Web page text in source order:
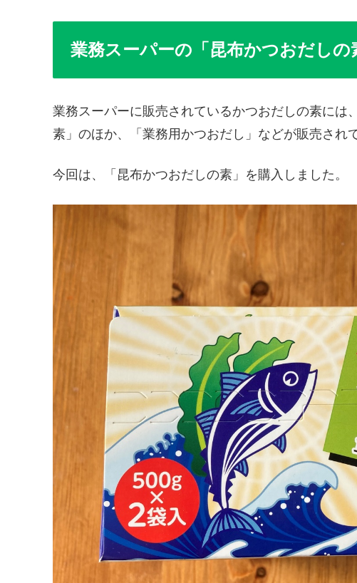
業務スーパーの「昆布かつおだしの
業務スーパーに販売されているかつおだしの素には
素」のほか、「業務用かつおだし」などが販売され
今回は、「昆布かつおだしの素」を購入しました。